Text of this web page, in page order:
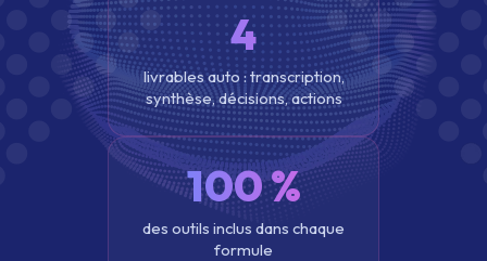
4
livrables auto : transcription,
synthèse, décisions, actions
100 %
des outils inclus dans chaque
formule